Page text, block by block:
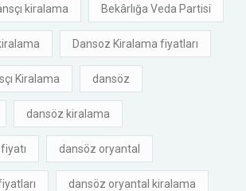
kiralama Bekârlığa Veda Partisi
Dansoz Kiralama fiyatları
Kiralama dansöz
dansöz kiralama
dansöz oryantal
dansöz oryantal kiralama